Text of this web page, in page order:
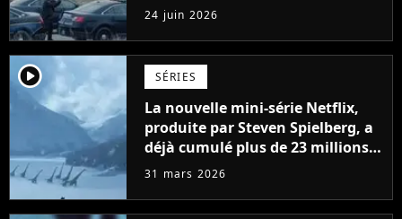
24 juin 2026
player2 SÉRIES
La nouvelle mini-série Netflix,
produite par Steven Spielberg, a
déjà cumulé plus de 23 millions
de vues
31 mars 2026